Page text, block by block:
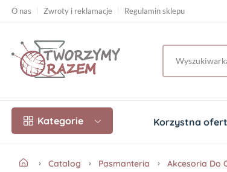
O nas Zwroty i reklamacje Regulamin sklepu
Kategorie Korzystna
Catalog Pasmanteria Akcesoria Do